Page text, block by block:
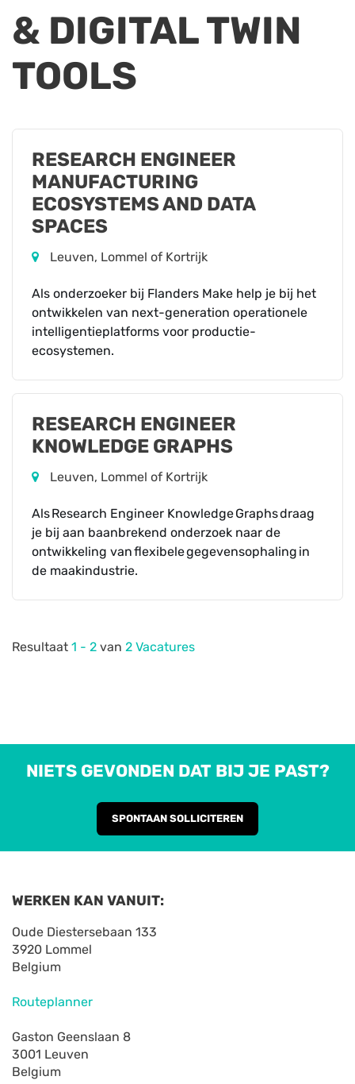
& DIGITAL TWIN
TOOLS
RESEARCH ENGINEER
MANUFACTURING
ECOSYSTEMS AND DATA
SPACES
Leuven, Lommel of Kortrijk
Als onderzoeker bij Flanders Make help je bij het
ontwikkelen van next-generation operationele
intelligentieplatforms voor productie-
ecosystemen.
RESEARCH ENGINEER
KNOWLEDGE GRAPHS
Leuven, Lommel of Kortrijk
Als Research Engineer Knowledge Graphs draag
je bij aan baanbrekend onderzoek naar de
ontwikkeling van flexibele gegevensophaling in
de maakindustrie.
Resultaat 1 - 2 van 2 Vacatures
NIETS GEVONDEN DAT BIJ JE PAST?
SPONTAAN SOLLICITEREN
WERKEN KAN VANUIT:
Oude Diestersebaan 133
3920 Lommel
Belgium
Routeplanner
Gaston Geenslaan 8
3001 Leuven
Belgium